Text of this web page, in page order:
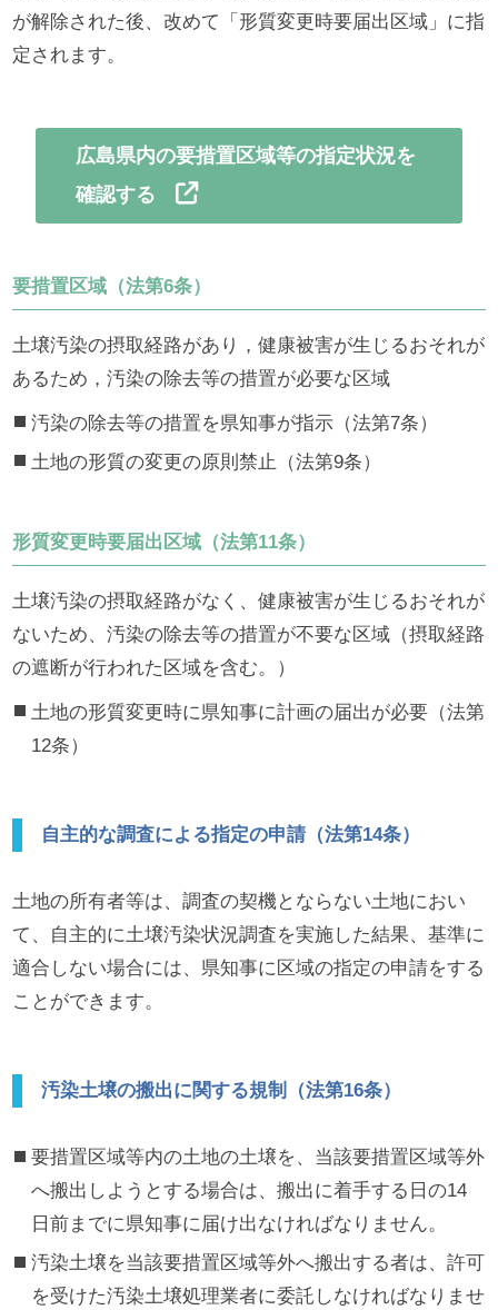
が解除された後、改めて「形質変更時要届出区域」に指
定されます。
広島県内の要措置区域等の指定状況を
確認する
要措置区域（法第6条）
土壌汚染の摂取経路があり，健康被害が生じるおそれが
あるため，汚染の除去等の措置が必要な区域
汚染の除去等の措置を県知事が指示（法第7条）
土地の形質の変更の原則禁止（法第9条）
形質変更時要届出区域（法第11条）
土壌汚染の摂取経路がなく、健康被害が生じるおそれが
ないため、汚染の除去等の措置が不要な区域（摂取経路
の遮断が行われた区域を含む。）
土地の形質変更時に県知事に計画の届出が必要（法第
12条）
自主的な調査による指定の申請（法第14条）
土地の所有者等は、調査の契機とならない土地におい
て、自主的に土壌汚染状況調査を実施した結果、基準に
適合しない場合には、県知事に区域の指定の申請をする
ことができます。
汚染土壌の搬出に関する規制（法第16条）
要措置区域等内の土地の土壌を、当該要措置区域等外
へ搬出しようとする場合は、搬出に着手する日の14
日前までに県知事に届け出なければなりません。
汚染土壌を当該要措置区域等外へ搬出する者は、許可
を受けた汚染土壌処理業者に委託しなければなりませ